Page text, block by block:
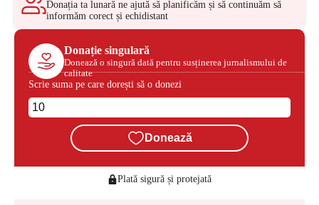
Donația ta lunară ne ajută să planificăm și să continuăm să
informăm corect și echidistant
Donație singulară
Donează o singură dată pentru susținerea jurnalismului de
calitate
Scrie suma pe care dorești să o donezi
Donează
Plată sigură și protejată